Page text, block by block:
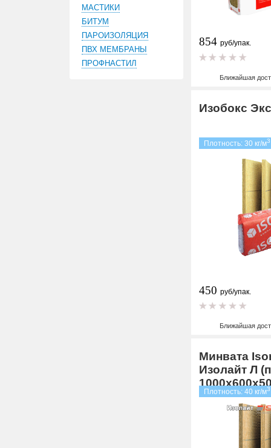
МАСТИКИ
БИТУМ
ПАРОИЗОЛЯЦИЯ
ПВХ МЕМБРАНЫ
ПРОФНАСТИЛ
854 руб/упак.
Ближайшая
Изобокс
Плотность: 30 кг/м3
450 руб/упак.
Ближайшая
Минвата
Изолайт Л
Плотность: 40 кг/м3